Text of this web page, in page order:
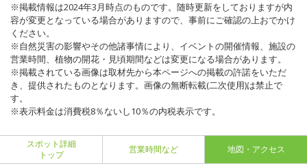
※掲載情報は2024年3月時点のものです。随時更新をしておりますが内
容が変更となっている場合がありますので、事前にご確認の上おでかけ
ください。
※自然災害の影響やその他諸事情により、イベントの開催情報、施設の
営業時間、植物の開花・見頃期間などは変更になる場合があります。
※掲載されている画像は取材先から本ページへの掲載の許諾をいただ
き、提供されたものとなります。画像の無断転載(二次使用)は禁止で
す。
※表示料金は消費税8％ないし10％の内税表示です。
スポット詳細
トップ
営業時間など 地図・アクセス